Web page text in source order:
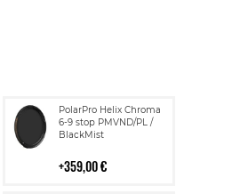
PolarPro Helix Chroma
6-9 stop PMVND/PL /
BlackMist
359,00 €
Lisää
ostoskoriin